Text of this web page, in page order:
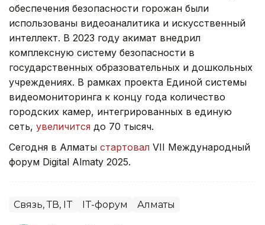
обеспечения безопасности горожан были
использованы видеоаналитика и искусственный
интеллект. В 2023 году акимат внедрил
комплексную систему безопасности в
государственных образовательных и дошкольных
учреждениях. В рамках проекта Единой системы
видеомониторинга к концу года количество
городских камер, интегрированных в единую
сеть, увеличится до 70 тысяч.
Сегодня в Алматы стартовал VII Международный
форум Digital Almaty 2025.
Связь, ТВ, IT IT-форум Алматы